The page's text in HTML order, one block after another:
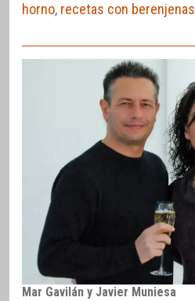
horno, recetas con berenjenas
Mar Gavilán y Javier Muniesa